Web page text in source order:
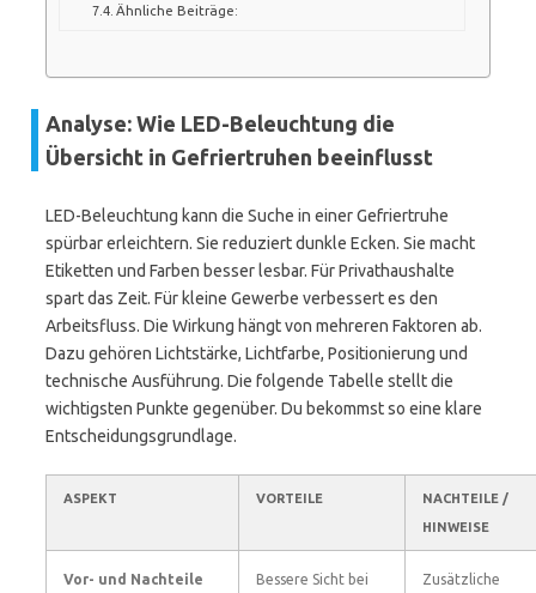
Ähnliche Beiträge:
Analyse: Wie LED-Beleuchtung die
Übersicht in Gefriertruhen beeinflusst
LED-Beleuchtung kann die Suche in einer Gefriertruhe
spürbar erleichtern. Sie reduziert dunkle Ecken. Sie macht
Etiketten und Farben besser lesbar. Für Privathaushalte
spart das Zeit. Für kleine Gewerbe verbessert es den
Arbeitsfluss. Die Wirkung hängt von mehreren Faktoren ab.
Dazu gehören Lichtstärke, Lichtfarbe, Positionierung und
technische Ausführung. Die folgende Tabelle stellt die
wichtigsten Punkte gegenüber. Du bekommst so eine klare
Entscheidungsgrundlage.
ASPEKT VORTEILE
NACHTEILE /
HINWEISE
Vor- und Nachteile
Bessere Sicht bei
Zusätzliche